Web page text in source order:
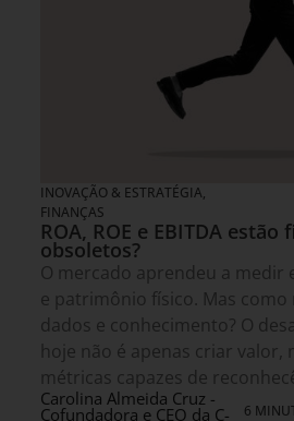
INOVAÇÃO & ESTRATÉGIA,
FINANÇAS
ROA, ROE e EBITDA estão
obsoletos?
O mercado aprendeu a medir
e patrimônio físico. Mas
dados e conhecimento? O
hoje não é apenas criar valor,
métricas capazes de
Carolina Almeida Cruz -
Cofundadora e CEO da C- 6